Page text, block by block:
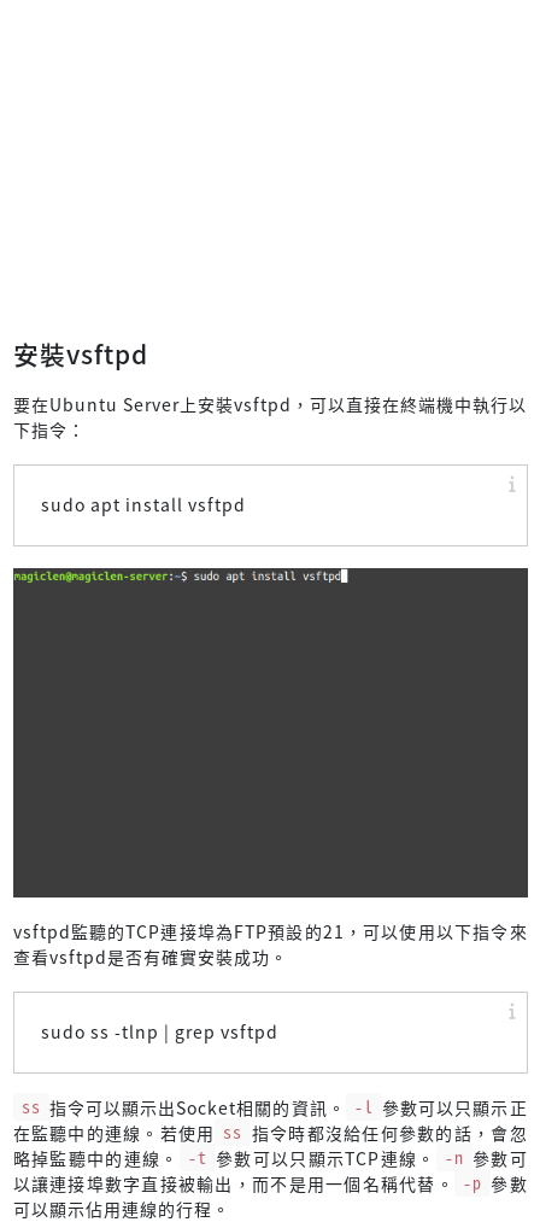
安裝vsftpd
要在Ubuntu Server上安裝vsftpd，可以直接在終端機中執行以
下指令：
sudo apt install vsftpd
vsftpd監聽的TCP連接埠為FTP預設的21，可以使用以下指令來
查看vsftpd是否有確實安裝成功。
sudo ss -tlnp | grep vsftpd
ss 指令可以顯示出Socket相關的資訊。 -l 參數可以只顯示正
在監聽中的連線。若使用 ss 指令時都沒給任何參數的話，會忽
略掉監聽中的連線。
-t 參數可以只顯示TCP連線。 -n 參數可
以讓連接埠數字直接被輸出，而不是用一個名稱代替。
-p 參數
可以顯示佔用連線的行程。